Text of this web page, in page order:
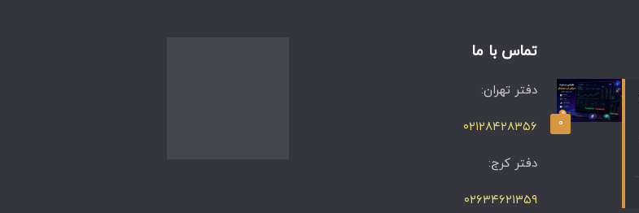
۰
تماس با ما
دفتر تهران:
۰۲۱۲۸۴۲۸۳۵۶
دفتر کرج:
۰۲۶۳۴۶۲۱۳۵۹